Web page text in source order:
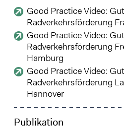
Good Practice Video:
Radverkehrsförderung
Good Practice Video:
Radverkehrsförderung
Hamburg
Good Practice Video:
Radverkehrsförderung
Hannover
Publikation